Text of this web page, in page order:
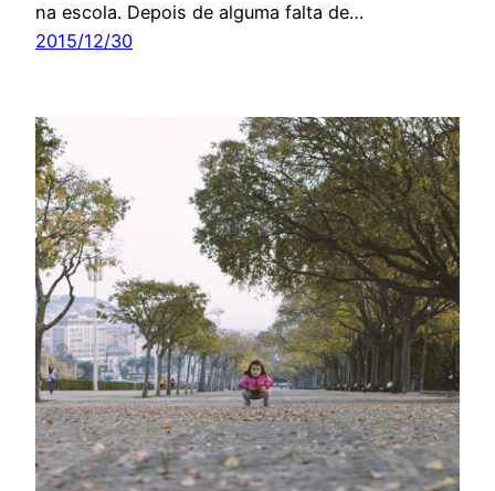
na escola. Depois de alguma falta de…
2015/12/30